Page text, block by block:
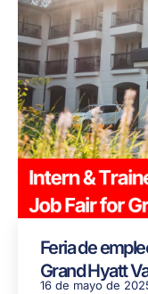
Feria de
Grand Hyatt
16 de mayo de